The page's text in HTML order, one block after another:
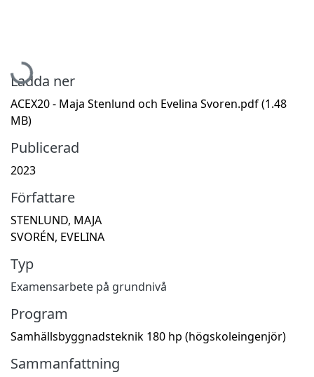
Hämtar...
Ladda ner
ACEX20 - Maja Stenlund och Evelina Svoren.pdf(1.48
MB)
Publicerad
2023
Författare
STENLUND, MAJA
SVORÉN, EVELINA
Typ
Examensarbete på grundnivå
Program
Samhällsbyggnadsteknik 180 hp (högskoleingenjör)
Sammanfattning